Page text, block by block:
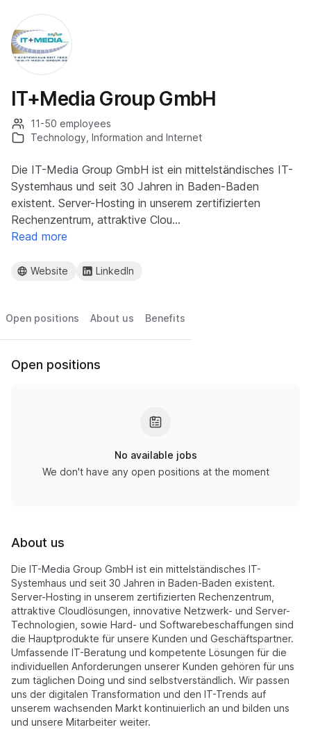
IT+Media Group GmbH
11-50 employees
Technology, Information and Internet
Die IT-Media Group GmbH ist ein mittelständisches IT-
Systemhaus und seit 30 Jahren in Baden-Baden
existent. Server-Hosting in unserem zertifizierten
Rechenzentrum, attraktive Clou…
Read more
Website LinkedIn
Open positions About us Benefits
Open positions
No available jobs
We don't have any open positions at the moment
About us
Die IT-Media Group GmbH ist ein mittelständisches IT-
Systemhaus und seit 30 Jahren in Baden-Baden existent.
Server-Hosting in unserem zertifizierten Rechenzentrum,
attraktive Cloudlösungen, innovative Netzwerk- und Server-
Technologien, sowie Hard- und Softwarebeschaffungen sind
die Hauptprodukte für unsere Kunden und Geschäftspartner.
Umfassende IT-Beratung und kompetente Lösungen für die
individuellen Anforderungen unserer Kunden gehören für uns
zum täglichen Doing und sind selbstverständlich. Wir passen
uns der digitalen Transformation und den IT-Trends auf
unserem wachsenden Markt kontinuierlich an und bilden uns
und unsere Mitarbeiter weiter.